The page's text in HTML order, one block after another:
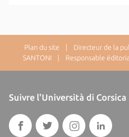
Plan du site | Directeur de la
SANTONI | Responsable
Suivre l'Università di Corsica